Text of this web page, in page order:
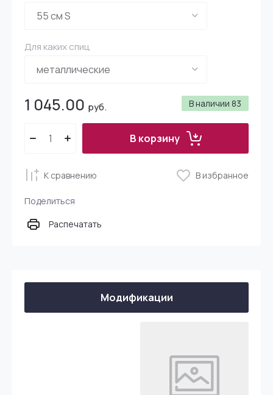
Для каких спиц
В наличии 83
1 045.00 руб.
В корзину
К сравнению В избранное
Поделиться
Распечатать
Модификации